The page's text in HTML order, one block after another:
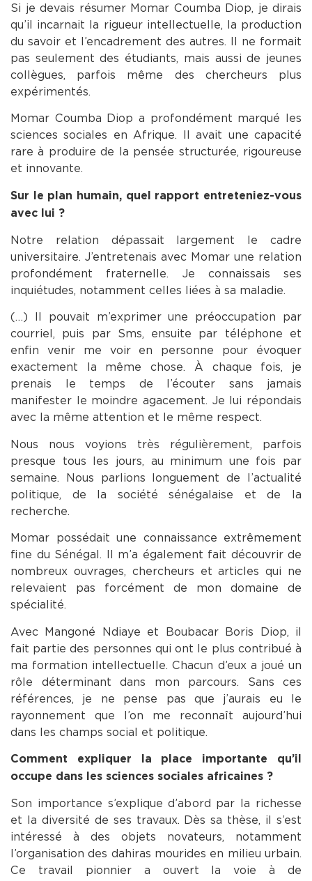
Si je devais résumer Momar Coumba Diop, je dirais
qu’il incarnait la rigueur intellectuelle, la production
du savoir et l’encadrement des autres. Il ne formait
pas seulement des étudiants, mais aussi de jeunes
collègues, parfois même des chercheurs plus
expérimentés.
Momar Coumba Diop a profondément marqué les
sciences sociales en Afrique. Il avait une capacité
rare à produire de la pensée structurée, rigoureuse
et innovante.
Sur le plan humain, quel rapport entreteniez-vous
avec lui ?
Notre relation dépassait largement le cadre
universitaire. J’entretenais avec Momar une relation
profondément fraternelle. Je connaissais ses
inquiétudes, notamment celles liées à sa maladie.
(…) Il pouvait m’exprimer une préoccupation par
courriel, puis par Sms, ensuite par téléphone et
enfin venir me voir en personne pour évoquer
exactement la même chose. À chaque fois, je
prenais le temps de l’écouter sans jamais
manifester le moindre agacement. Je lui répondais
avec la même attention et le même respect.
Nous nous voyions très régulièrement, parfois
presque tous les jours, au minimum une fois par
semaine. Nous parlions longuement de l’actualité
politique, de la société sénégalaise et de la
recherche.
Momar possédait une connaissance extrêmement
fine du Sénégal. Il m’a également fait découvrir de
nombreux ouvrages, chercheurs et articles qui ne
relevaient pas forcément de mon domaine de
spécialité.
Avec Mangoné Ndiaye et Boubacar Boris Diop, il
fait partie des personnes qui ont le plus contribué à
ma formation intellectuelle. Chacun d’eux a joué un
rôle déterminant dans mon parcours. Sans ces
références, je ne pense pas que j’aurais eu le
rayonnement que l’on me reconnaît aujourd’hui
dans les champs social et politique.
Comment expliquer la place importante qu’il
occupe dans les sciences sociales africaines ?
Son importance s’explique d’abord par la richesse
et la diversité de ses travaux. Dès sa thèse, il s’est
intéressé à des objets novateurs, notamment
l’organisation des dahiras mourides en milieu urbain.
Ce travail pionnier a ouvert la voie à de